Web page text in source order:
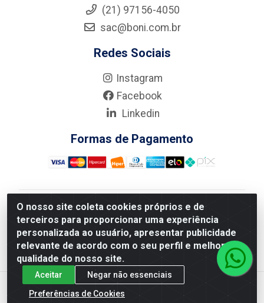
O nosso site coleta cookies próprios e de
terceiros para proporcionar uma experiência
personalizada ao usuário, apresentar publicidade
relevante de acordo com o seu perfil e melhorar a
qualidade do nosso site.
Aceitar
Negar não essenciais
Preferências de Cookies
(21) 97156-4050
sac@boni.com.br
Redes Sociais
Instagram
Facebook
Linkedin
Formas de Pagamento
Nova Boni Distribuidora de Material de Construção LTDA
- Rua Alice Tibiriçá, 330 - Vila Da Penha, Rio de
Janeiro/RJ - CEP: 21.210-110 - CNPJ: 11.003.135/0001-
27